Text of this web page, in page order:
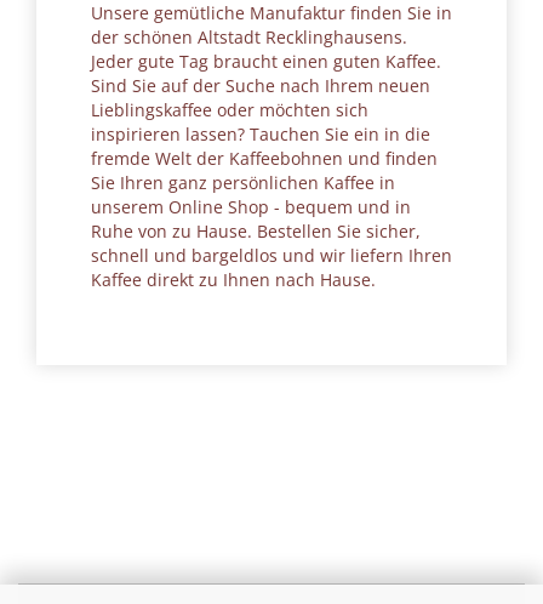
Unsere gemütliche Manufaktur finden Sie in
der schönen Altstadt Recklinghausens.
Jeder gute Tag braucht einen guten Kaffee.
Sind Sie auf der Suche nach Ihrem neuen
Lieblingskaffee oder möchten sich
inspirieren lassen? Tauchen Sie ein in die
fremde Welt der Kaffeebohnen und finden
Sie Ihren ganz persönlichen Kaffee in
unserem Online Shop - bequem und in
Ruhe von zu Hause. Bestellen Sie sicher,
schnell und bargeldlos und wir liefern Ihren
Kaffee direkt zu Ihnen nach Hause.